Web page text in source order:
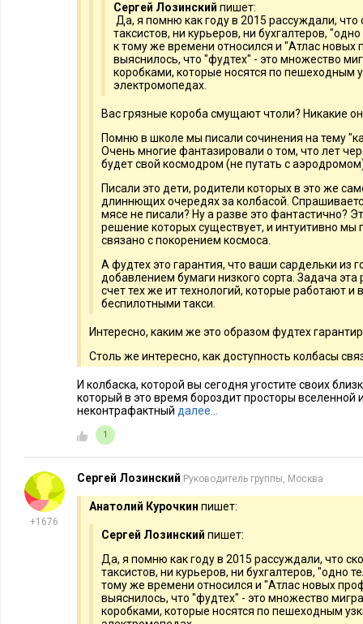
Сергей Лозинский пишет:
Да, я помню как году в 2015 рассуждали, что
таксистов, ни курьеров, ни бухгалтеров,
к тому же времени относился и "Атлас
выяснилось, что "фудтех" - это множество
коробками, которые носятся по пешеходным
электромопедах.
Вас грязные короба смущают чтоли? Никакие
Помню в школе мы писали сочинения на тему
Очень многие фантазировали о том, что лет
будет свой космодром (не путать с
Писали это дети, родители которых в это же
длиннющих очередях за колбасой.
мясе не писали? Ну а разве это фантастично?
решение которых существует, и интуитивно мы
связано с покорением космоса.
А фудтех это гарантия, что ваши сардельки из
добавлением бумаги низкого сорта. Задача
счет тех же ит технологий, которые работают и
беспилотными такси.
Интересно, каким же это образом фудтех
Столь же интересно, как доступность колбасы
И колбаска, которой вы сегодня угостите своих
который в это время бороздит просторы
неконтрафактный далее…
1
+1676
Сергей Лозинский Руководитель группы, Москва
Анатолий Курочкин пишет:
Сергей Лозинский пишет:
Да, я помню как году в 2015 рассуждали, что
таксистов, ни курьеров, ни бухгалтеров, "одно
тому же времени относился и "Атлас новых
выяснилось, что "фудтех" - это множество
коробками, которые носятся по пешеходным